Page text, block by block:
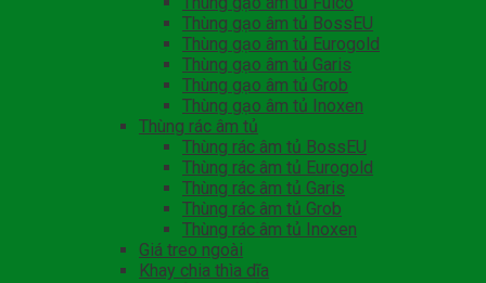
Thùng gạo âm tủ BossEU
Thùng gạo âm tủ Eurogold
Thùng gạo âm tủ Garis
Thùng gạo âm tủ Grob
Thùng gạo âm tủ Inoxen
Thùng rác âm tủ
Thùng rác âm tủ BossEU
Thùng rác âm tủ Eurogold
Thùng rác âm tủ Garis
Thùng rác âm tủ Grob
Thùng rác âm tủ Inoxen
Giá treo ngoài
Khay chia thìa dĩa